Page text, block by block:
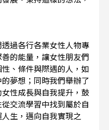
過各行各業女性人物專
的能量，讓女性朋友們
、條件與際遇的人，如
夢想；同時我們舉辦了
性成長與自我提升，鼓
交流學習中找到屬於自
生，邁向自我實現之